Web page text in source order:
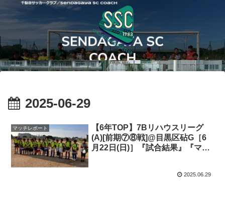
2025-06-29
マッチレポート
【6年TOP】7Bリハウスリーグ
(A)[前期⑦⑧戦]@目黒区砧G［6
月22日(日)］『試合結果』『マッ
2025.06.29